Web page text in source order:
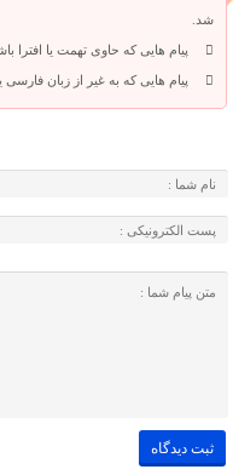
شد.
پیام هایی که حاوی تهمت یا افترا
پیام هایی که به غیر از زبان